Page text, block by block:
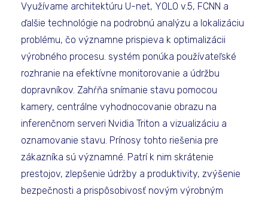
Využívame architektúru U-net, YOLO v.5, FCNN a
ďalšie technológie na podrobnú analýzu a lokalizáciu
problému, čo významne prispieva k optimalizácii
výrobného procesu. systém ponúka používateľské
rozhranie na efektívne monitorovanie a údržbu
dopravníkov. Zahŕňa snímanie stavu pomocou
kamery, centrálne vyhodnocovanie obrazu na
inferenčnom serveri Nvidia Triton a vizualizáciu a
oznamovanie stavu. Prínosy tohto riešenia pre
zákazníka sú významné. Patrí k nim skrátenie
prestojov, zlepšenie údržby a produktivity, zvýšenie
bezpečnosti a prispôsobivosť novým výrobným